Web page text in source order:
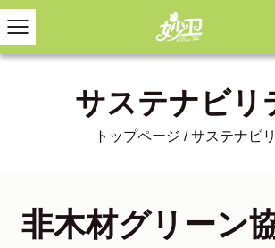
サステナビリ
トップページ /サステナビ
非木材グリーン